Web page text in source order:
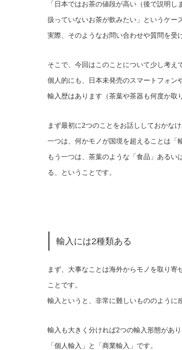
「日本ではお茶の値段が高い（後で説明
扱っていないお茶が飲みたい」というケー
実際、そのようなお問い合わせや質問を受
そこで、今回はこのことについて少し考え
個人的にも、日本未発売のスマートフォン
輸入歴はあります（茶葉や茶器も何度か取
まず最初に2つのことをお話ししておかなけ
一つは、何かモノが国境を超えることは「
もう一つは、茶葉のような「食品」ある
る、ということです。
輸入には2種類ある
まず、大事なことは海外からモノを取り
ことです。
輸入というと、非常に難しいもののように
輸入も大きく分ければ2つの輸入形態があり
「個人輸入」と「商業輸入」です。